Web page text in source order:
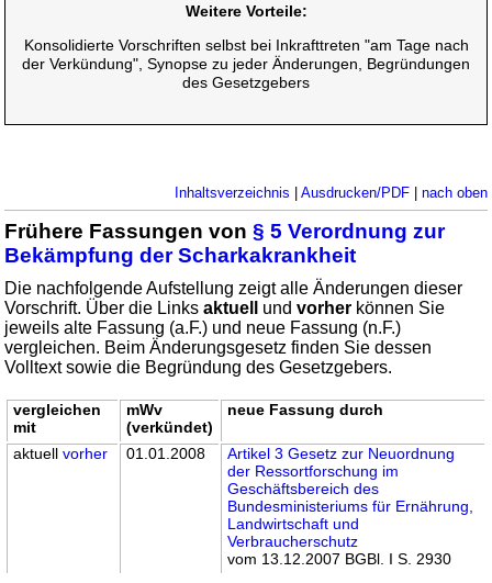
Weitere Vorteile:
Konsolidierte Vorschriften selbst bei Inkrafttreten "am Tage nach
der Verkündung", Synopse zu jeder Änderungen, Begründungen
des Gesetzgebers
Inhaltsverzeichnis Ausdrucken/PDF| nach oben
Frühere Fassungen von§ 5 Verordnung zur
Bekämpfung der Scharkakrankheit
Die nachfolgende Aufstellung zeigt alle Änderungen dieser
Vorschrift. Über die Linksaktuell undvorher können Sie
jeweils alte Fassung (a.F.) und neue Fassung (n.F.)
vergleichen. Beim Änderungsgesetz finden Sie dessen
Volltext sowie die Begründung des Gesetzgebers.
vergleichen
mit
mWv
(verkündet)
neue Fassung durch
aktuellvorher 01.01.2008
Artikel 3 Gesetz zur Neuordnung
der Ressortforschung im
Geschäftsbereich des
Bundesministeriums für Ernährung,
Landwirtschaft und
Verbraucherschutz
vom 13.12.2007 BGBl. I S. 2930